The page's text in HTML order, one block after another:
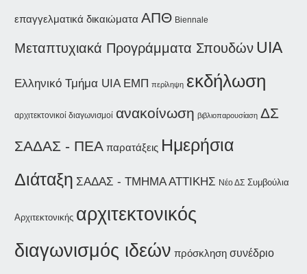
επαγγελματικά δικαιώματα ΑΠΘ Biennale
Μεταπτυχιακά Προγράμματα Σπουδών UIA
Ελληνικό Τμήμα UIA ΕΜΠ περίληψη εκδήλωση
αρχιτεκτονικοί διαγωνισμοί ανακοίνωση βιβλιοπαρουσίαση ΔΣ
ΣΑΔΑΣ - ΠΕΑ παρατάξεις Ημερήσια
Διάταξη ΣΑΔΑΣ - ΤΜΗΜΑ ΑΤΤΙΚΗΣ Νέο ΔΣ Συμβούλια
Αρχιτεκτονικής αρχιτεκτονικός
διαγωνισμός ιδεών πρόσκληση συνέδριο